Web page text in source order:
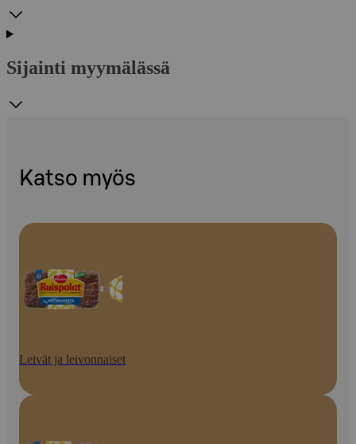
Sijainti myymälässä
Katso myös
Leivät ja leivonnaiset